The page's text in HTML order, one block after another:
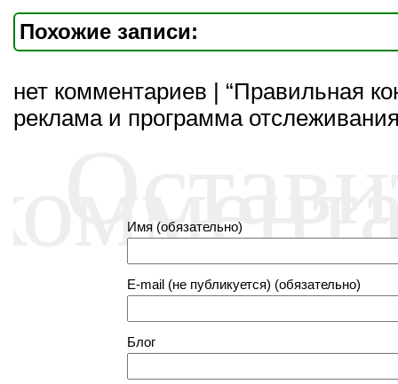
Похожие записи:
нет комментариев | “Правильная
реклама и программа
Имя (обязательно)
E-mail (не публикуется) (обязательно)
Блог